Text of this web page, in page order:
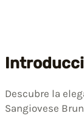
Descubre la
Sangiovese